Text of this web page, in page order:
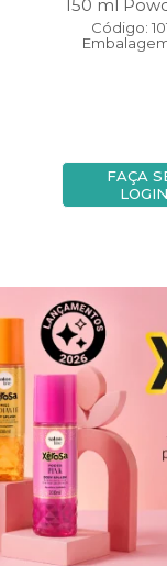
150 ml
Código:
FAÇA
LOGIN